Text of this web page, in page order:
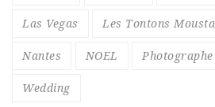
Las Vegas Les Tontons
Nantes NOEL Photographe
Wedding